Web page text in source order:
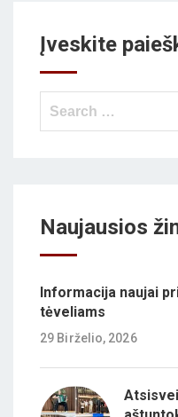
Įveskite
Search
Naujausios
Informacija naujai
tėveliams
29 Birželio, 2026